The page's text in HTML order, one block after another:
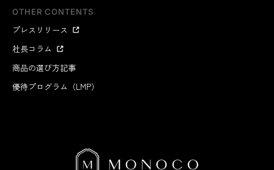
OTHER CONTENTS
プレスリリース
社長コラム
商品の選び方記事
優待プログラム（LMP）